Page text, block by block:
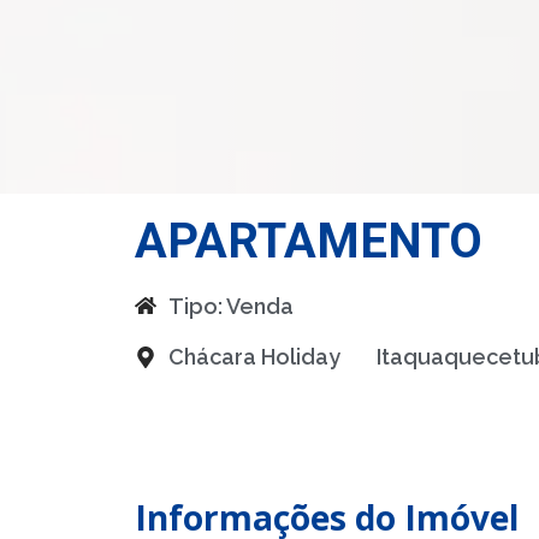
APARTAMENTO
Tipo:Venda
Chácara Holiday
Informações do Imóvel